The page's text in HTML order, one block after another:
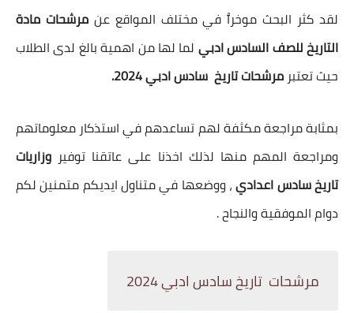
لقد كثر البحث موخرٱ في مختلف المواقع عنمرشحات مادة
التاريخ للصف السادس ادبي لما لها من اهمية بالغ لدى الطلاب
حيث تعتبر مرشحات تاريخ سادس ادبي 2024.
بمثابة مراجعة مكثفة لهم تساعدهم في استذكار معلوماتهم
ومراجعة المهم منها لذلك اخذنا على عاتقنا توفير وزاريات
تاريخ سادس اعدادي، ووضعها في متناول ايديكم متمنين لكم
دوام الموفقية والنجاح .
مرشحات تاريخ سادس ادبي 2024